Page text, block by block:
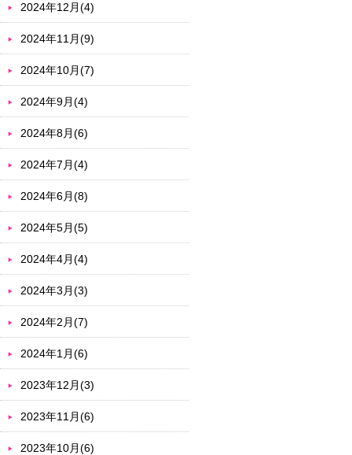
2024年12月(4)
2024年11月(9)
2024年10月(7)
2024年9月(4)
2024年8月(6)
2024年7月(4)
2024年6月(8)
2024年5月(5)
2024年4月(4)
2024年3月(3)
2024年2月(7)
2024年1月(6)
2023年12月(3)
2023年11月(6)
2023年10月(6)